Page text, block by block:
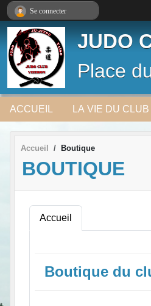
JUDO
Place
ACCUEIL LA VIE DU CLUB
Accueil Boutique
BOUTIQUE
Accueil
Boutique du
Se connecter
Panneau de gestion des cookies